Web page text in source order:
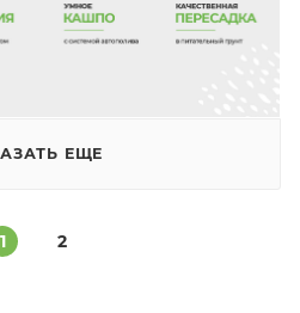
ЕЩЕ
1 2